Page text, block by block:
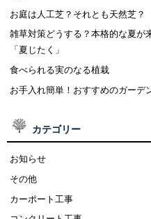
お庭は人工芝？それとも天然芝？
雑草対策どうする？本格的な夏が
「夏じたく」
食べられる実のなる植栽
お手入れ簡単！おすすめのガーデ
カテゴリー
お知らせ
その他
カーポート工事